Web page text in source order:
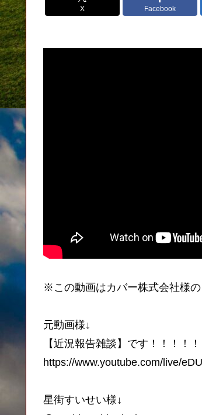
X Facebook
※この動画はカバー株式会社様
元動画様↓
【近況報告雑談】です！！！！
https://www.youtube.com/live/
星街すいせい様↓